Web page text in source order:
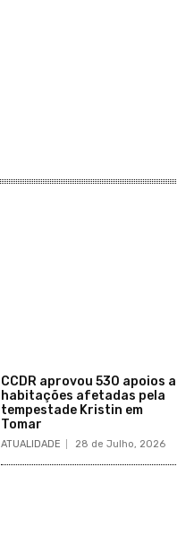
CCDR aprovou 530 apoios a
habitações afetadas pela
tempestade Kristin em
Tomar
ATUALIDADE 28 de Julho, 2026